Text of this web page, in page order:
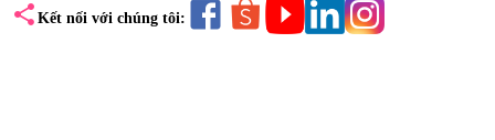
share Kết nối với chúng tôi: